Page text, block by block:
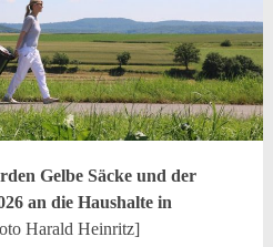
Gelbe Säcke und der
an die Haushalte in
Harald Heinritz]